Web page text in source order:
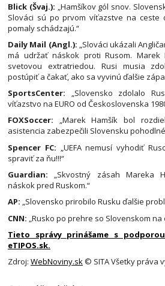
Blick (Švaj.): „Hamšíkov gól snov.
Slováci sú po prvom víťazstve na ceste
pomaly schádzajú.“
Daily Mail (Angl.): „Slováci ukázali
má udržať náskok proti Rusom. Marek
svetovou extratriedou. Rusi musia
postúpiť a čakať, ako sa vyvinú ďalšie
SportsCenter: „Slovensko zdolalo
víťazstvo na EURO od Československa
FOXSoccer: „Marek Hamšík bol
asistencia zabezpečili Slovensku
Spencer FC: „UEFA nemusí vyhodiť
spraviť za ňu!!!“
Guardian: „Skvostný zásah Mareka
náskok pred Ruskom.“
AP: „Slovensko prirobilo Rusku ďalšie
CNN: „Rusko po prehre so Slovenskom
Tieto správy prinášame s
eTIPOS.sk.
Zdroj: WebNoviny.sk © SITA Všetky práva